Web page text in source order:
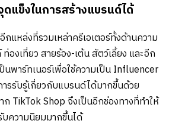
แข็งในการสร้างแบรนด์ได้
กแหล่งที่รวมเหล่าครีเอเตอร์ทั้งด้านความ
องเที่ยว สายร้อง-เต้น สัตว์เลี้ยง และอีก
พาร์ทเนอร์เพื่อใช้ความเป็น Influencer
รรับรู้เกี่ยวกับแบรนด์ได้มากขึ้นด้วย
TikTok Shop จึงเป็นอีกช่องทางที่ทำให้
ความนิยมมากขึ้นได้